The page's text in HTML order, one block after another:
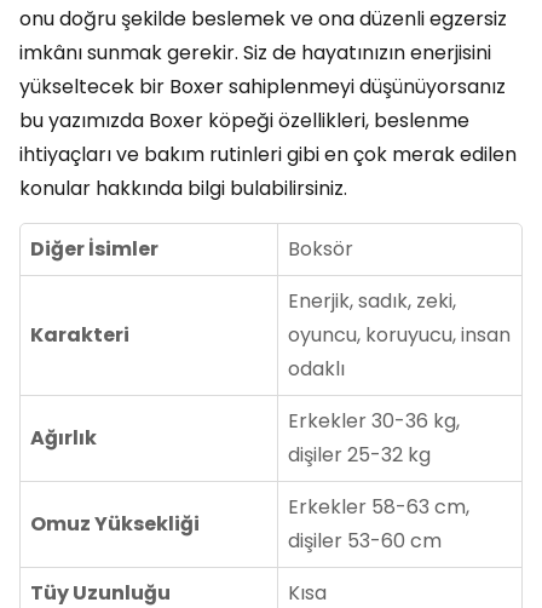
onu doğru şekilde beslemek ve ona düzenli egzersiz
imkânı sunmak gerekir. Siz de hayatınızın enerjisini
yükseltecek bir Boxer sahiplenmeyi düşünüyorsanız
bu yazımızda Boxer köpeği özellikleri, beslenme
ihtiyaçları ve bakım rutinleri gibi en çok merak edilen
konular hakkında bilgi bulabilirsiniz.
Diğer İsimler Boksör
Karakteri
Enerjik, sadık, zeki,
oyuncu, koruyucu, insan
odaklı
Ağırlık
Erkekler 30-36 kg,
dişiler 25-32 kg
Omuz Yüksekliği
Erkekler 58-63 cm,
dişiler 53-60 cm
Tüy Uzunluğu
Kısa